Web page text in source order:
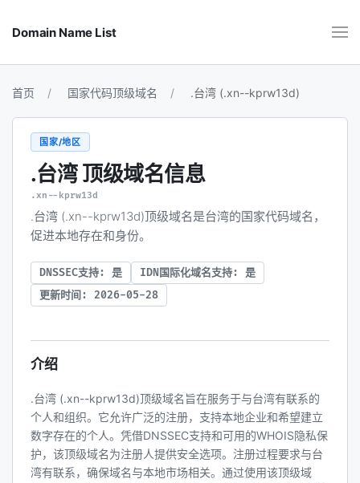
Domain Name List
首页 国家代码顶级域名 .台湾 (.xn--kprw13d)
国家/地区
.台湾 顶级域名信息
.xn--kprw13d
.台湾 (.xn--kprw13d)顶级域名是台湾的国家代码域名，
促进本地存在和身份。
DNSSEC支持: 是
IDN国际化域名支持: 是
更新时间: 2026-05-28
介绍
.台湾 (.xn--kprw13d)顶级域名旨在服务于与台湾有联系的
个人和组织。它允许广泛的注册，支持本地企业和希望建立
数字存在的个人。凭借DNSSEC支持和可用的WHOIS隐私保
护，该顶级域名为注册人提供安全选项。注册过程要求与台
湾有联系，确保域名与本地市场相关。通过使用该顶级域